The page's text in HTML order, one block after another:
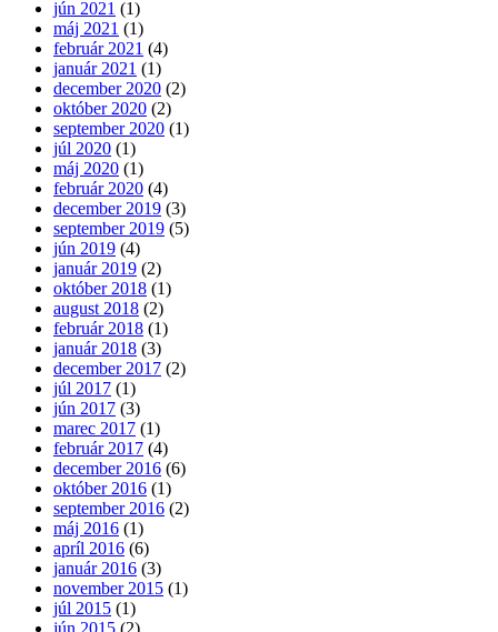
jún 2021 (1)
máj 2021 (1)
február 2021 (4)
január 2021 (1)
december 2020 (2)
október 2020 (2)
september 2020 (1)
júl 2020 (1)
máj 2020 (1)
február 2020 (4)
december 2019 (3)
september 2019 (5)
jún 2019 (4)
január 2019 (2)
október 2018 (1)
august 2018 (2)
február 2018 (1)
január 2018 (3)
december 2017 (2)
júl 2017 (1)
jún 2017 (3)
marec 2017 (1)
február 2017 (4)
december 2016 (6)
október 2016 (1)
september 2016 (2)
máj 2016 (1)
apríl 2016 (6)
január 2016 (3)
november 2015 (1)
júl 2015 (1)
jún 2015 (2)